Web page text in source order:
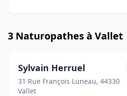
3 Naturopathes à Vallet
Sylvain Herruel
31 Rue François Luneau, 44330
Vallet